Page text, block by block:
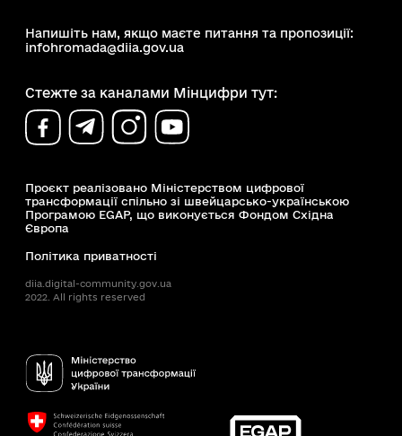
Напишіть нам, якщо маєте питання та пропозиції:
infohromada@diia.gov.ua
Стежте за каналами Мінцифри тут:
Проєкт реалізовано Міністерством цифрової
трансформації спільно зі швейцарсько-українською
Програмою EGAP, що виконується Фондом Східна
Європа
Політика приватності
diia.digital-community.gov.ua
2022. All rights reserved